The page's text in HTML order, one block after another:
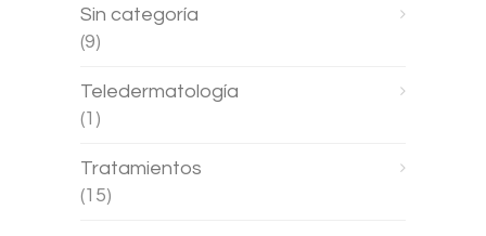
Sin categoría
(9)
Teledermatología
(1)
Tratamientos
(15)